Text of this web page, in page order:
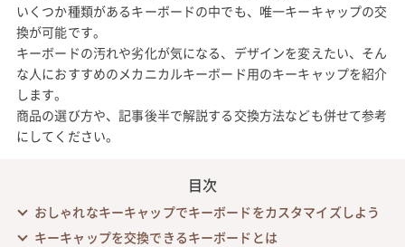
いくつか種類があるキーボードの中でも、唯一キーキャップの交
換が可能です。
キーボードの汚れや劣化が気になる、デザインを変えたい、そん
な人におすすめのメカニカルキーボード用のキーキャップを紹介
します。
商品の選び方や、記事後半で解説する交換方法なども併せて参考
にしてください。
目次
おしゃれなキーキャップでキーボードをカスタマイズしよう
キーキャップを交換できるキーボードとは